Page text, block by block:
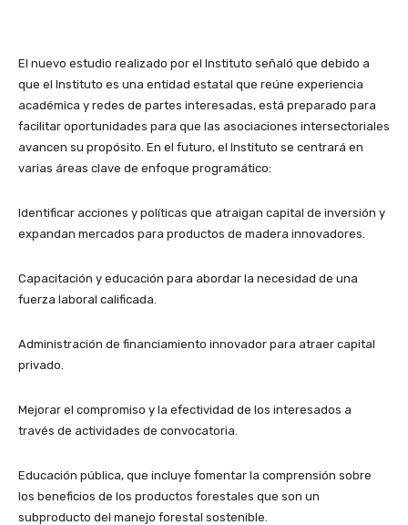
El nuevo estudio realizado por el Instituto señaló que debido a
que el Instituto es una entidad estatal que reúne experiencia
académica y redes de partes interesadas, está preparado para
facilitar oportunidades para que las asociaciones intersectoriales
avancen su propósito. En el futuro, el Instituto se centrará en
varias áreas clave de enfoque programático:
Identificar acciones y políticas que atraigan capital de inversión y
expandan mercados para productos de madera innovadores.
Capacitación y educación para abordar la necesidad de una
fuerza laboral calificada.
Administración de financiamiento innovador para atraer capital
privado.
Mejorar el compromiso y la efectividad de los interesados ​​a
través de actividades de convocatoria.
Educación pública, que incluye fomentar la comprensión sobre
los beneficios de los productos forestales que son un
subproducto del manejo forestal sostenible.